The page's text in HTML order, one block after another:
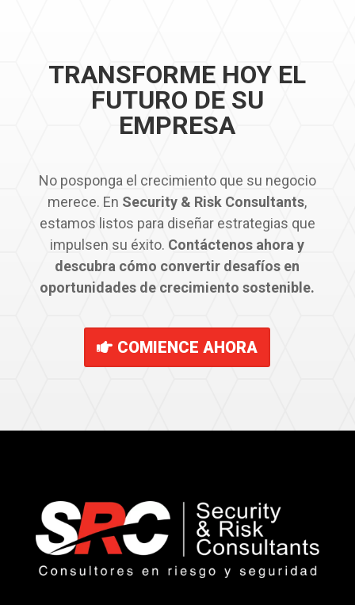
TRANSFORME HOY EL
FUTURO DE SU
EMPRESA
No posponga el crecimiento que su negocio
merece. En Security & Risk Consultants,
estamos listos para diseñar estrategias que
impulsen su éxito. Contáctenos ahora y
descubra cómo convertir desafíos en
oportunidades de crecimiento sostenible.
COMIENCE AHORA